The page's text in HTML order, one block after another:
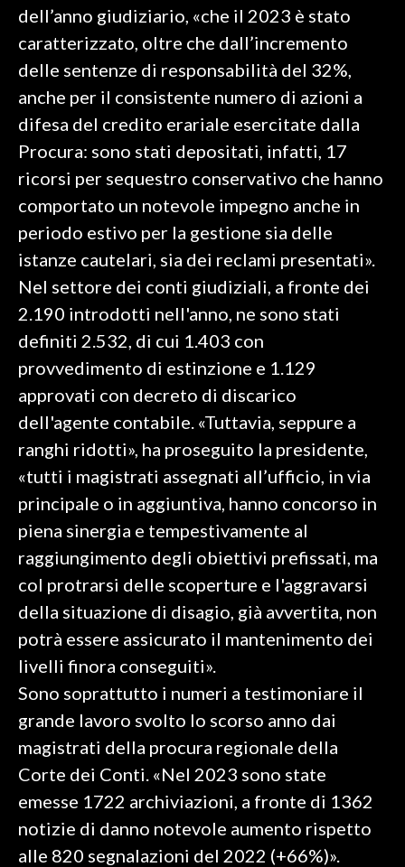
SARDI NEL MONDO
#CARAUNIONE
3 MINUTI CON
INSULARITÀ
INFO AZIENDE
ABBONATI
ANNUNCI
NECROLOGI
PUBBLICITÀ
SPIAGGE
STORE
dell’anno giudiziario, «che il 2023 è stato
caratterizzato, oltre che dall’incremento
delle sentenze di responsabilità del 32%,
anche per il consistente numero di azioni a
difesa del credito erariale esercitate dalla
Procura: sono stati depositati, infatti, 17
ricorsi per sequestro conservativo che hanno
comportato un notevole impegno anche in
periodo estivo per la gestione sia delle
istanze cautelari, sia dei reclami presentati».
Nel settore dei conti giudiziali, a fronte dei
2.190 introdotti nell'anno, ne sono stati
definiti 2.532, di cui 1.403 con
provvedimento di estinzione e 1.129
approvati con decreto di discarico
dell'agente contabile. «Tuttavia, seppure a
ranghi ridotti», ha proseguito la presidente,
«tutti i magistrati assegnati all’ufficio, in via
principale o in aggiuntiva, hanno concorso in
piena sinergia e tempestivamente al
raggiungimento degli obiettivi prefissati, ma
col protrarsi delle scoperture e l'aggravarsi
della situazione di disagio, già avvertita, non
potrà essere assicurato il mantenimento dei
livelli finora conseguiti».
Sono soprattutto i numeri a testimoniare il
grande lavoro svolto lo scorso anno dai
magistrati della procura regionale della
Corte dei Conti. «Nel 2023 sono state
emesse 1722 archiviazioni, a fronte di 1362
notizie di danno notevole aumento rispetto
alle 820 segnalazioni del 2022 (+66%)».